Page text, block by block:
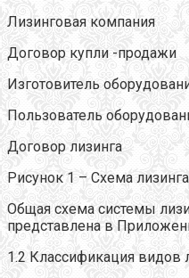
Лизинговая компания
Договор купли -продажи
Изготовитель
Пользователь
Договор лизинга
Рисунок 1 – Схема лизинга
Общая схема системы
представлена в
1.2 Классификация видов